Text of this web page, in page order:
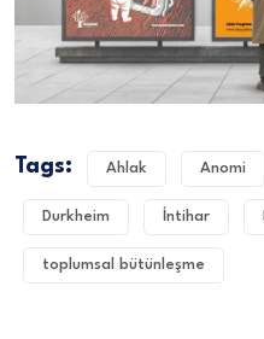
Tags: Ahlak Anomi
Durkheim İntihar
toplumsal bütünleşme